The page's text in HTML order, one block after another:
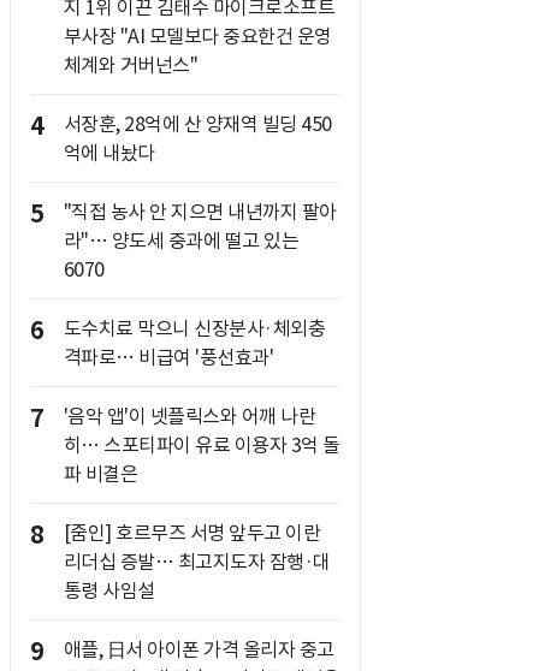
지 1위 이끈 김태수 마이크로소프트
부사장 "AI 모델보다 중요한건 운영
체계와 거버넌스"
4
서장훈, 28억에 산 양재역 빌딩 450
억에 내놨다
5
"직접 농사 안 지으면 내년까지 팔아
라"… 양도세 중과에 떨고 있는
6070
6
도수치료 막으니 신장분사·체외충
격파로… 비급여 '풍선효과'
7
'음악 앱'이 넷플릭스와 어깨 나란
히… 스포티파이 유료 이용자 3억 돌
파 비결은
8
[줌인] 호르무즈 서명 앞두고 이란
리더십 증발… 최고지도자 잠행·대
통령 사임설
9
애플, 日서 아이폰 가격 올리자 중고